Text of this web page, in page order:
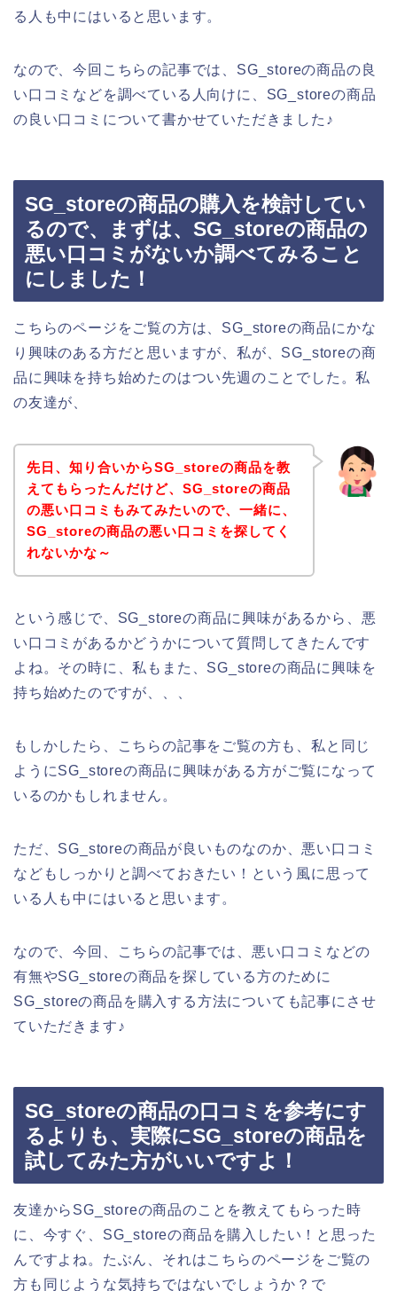
る人も中にはいると思います。
なので、今回こちらの記事では、SG_storeの商品の良
い口コミなどを調べている人向けに、SG_storeの商品
の良い口コミについて書かせていただきました♪
SG_storeの商品の購入を検討してい
るので、まずは、SG_storeの商品の
悪い口コミがないか調べてみること
にしました！
こちらのページをご覧の方は、SG_storeの商品にかな
り興味のある方だと思いますが、私が、SG_storeの商
品に興味を持ち始めたのはつい先週のことでした。私
の友達が、
先日、知り合いからSG_storeの商品を教
えてもらったんだけど、SG_storeの商品
の悪い口コミもみてみたいので、一緒に、
SG_storeの商品の悪い口コミを探してく
れないかな～
という感じで、SG_storeの商品に興味があるから、悪
い口コミがあるかどうかについて質問してきたんです
よね。その時に、私もまた、SG_storeの商品に興味を
持ち始めたのですが、、、
もしかしたら、こちらの記事をご覧の方も、私と同じ
ようにSG_storeの商品に興味がある方がご覧になって
いるのかもしれません。
ただ、SG_storeの商品が良いものなのか、悪い口コミ
などもしっかりと調べておきたい！という風に思って
いる人も中にはいると思います。
なので、今回、こちらの記事では、悪い口コミなどの
有無やSG_storeの商品を探している方のために
SG_storeの商品を購入する方法についても記事にさせ
ていただきます♪
SG_storeの商品の口コミを参考にす
るよりも、実際にSG_storeの商品を
試してみた方がいいですよ！
友達からSG_storeの商品のことを教えてもらった時
に、今すぐ、SG_storeの商品を購入したい！と思った
んですよね。たぶん、それはこちらのページをご覧の
方も同じような気持ちではないでしょうか？で